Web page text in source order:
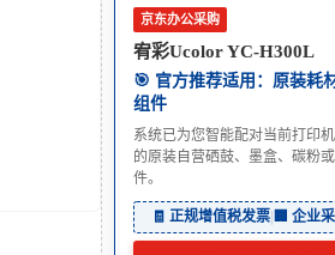
京东办公采购
宥彩Ucolor YC-H300L
🎯 官方推荐适用：原装耗
组件
系统已为您智能配对当前打印
的原装自营硒鼓、墨盒、碳粉
件。
🧾 正规增值税发票 🏢 企业